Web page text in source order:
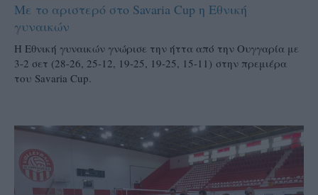
Με το αριστερό στο Savaria Cup η Εθνική
γυναικών
Η Εθνική γυναικών γνώρισε την ήττα από την Ουγγαρία με
3-2 σετ (28-26, 25-12, 19-25, 19-25, 15-11) στην πρεμιέρα
του Savaria Cup.